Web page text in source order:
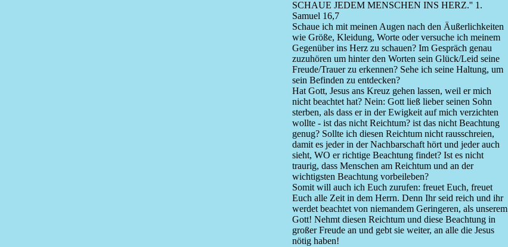
SCHAUE JEDEM MENSCHEN INS HERZ.'' 1.
Samuel 16,7
Schaue ich mit meinen Augen nach den Äußerlichkeiten
wie Größe, Kleidung, Worte oder versuche ich meinem
Gegenüber ins Herz zu schauen? Im Gespräch genau
zuzuhören um hinter den Worten sein Glück/Leid seine
Freude/Trauer zu erkennen? Sehe ich seine Haltung, um
sein Befinden zu entdecken?
Hat Gott, Jesus ans Kreuz gehen lassen, weil er mich
nicht beachtet hat? Nein: Gott ließ lieber seinen Sohn
sterben, als dass er in der Ewigkeit auf mich verzichten
wollte - ist das nicht Reichtum? ist das nicht Beachtung
genug? Sollte ich diesen Reichtum nicht rausschreien,
damit es jeder in der Nachbarschaft hört und jeder auch
sieht, WO er richtige Beachtung findet? Ist es nicht
traurig, dass Menschen am Reichtum und an der
wichtigsten Beachtung vorbeileben?
Somit will auch ich Euch zurufen: freuet Euch, freuet
Euch alle Zeit in dem Herrn. Denn Ihr seid reich und ihr
werdet beachtet von niemandem Geringeren, als unserem
Gott! Nehmt diesen Reichtum und diese Beachtung in
großer Freude an und gebt sie weiter, an alle die Jesus
nötig haben!